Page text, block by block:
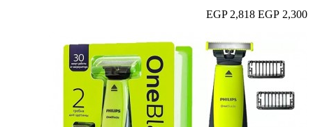
2,300 EGP
2,818 EGP